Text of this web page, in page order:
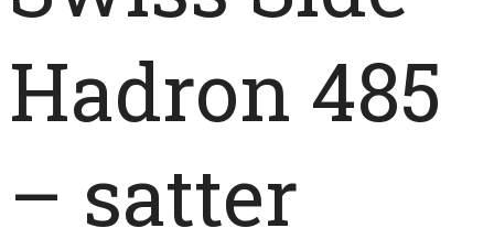
Hadron 485
– satter